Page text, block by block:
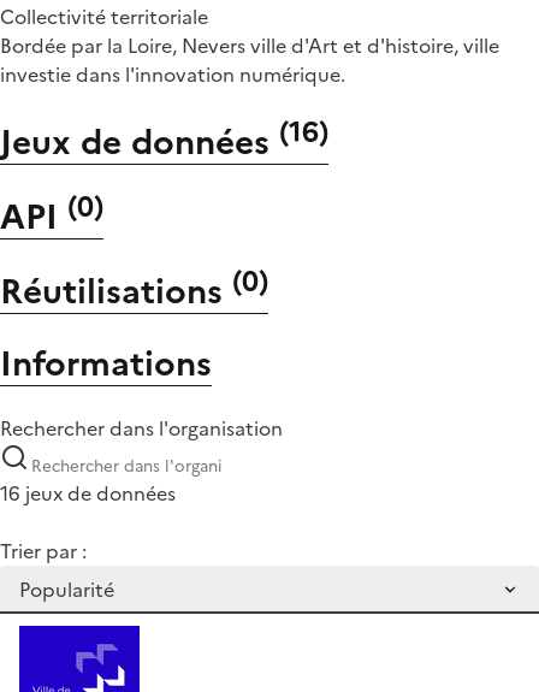
Collectivité territoriale
Bordée par la Loire, Nevers ville d'Art et d'histoire, ville
investie dans l'innovation numérique.
Jeux de données (16)
API (0)
Réutilisations (0)
Informations
Rechercher dans l'organisation
16 jeux de données
Trier par :